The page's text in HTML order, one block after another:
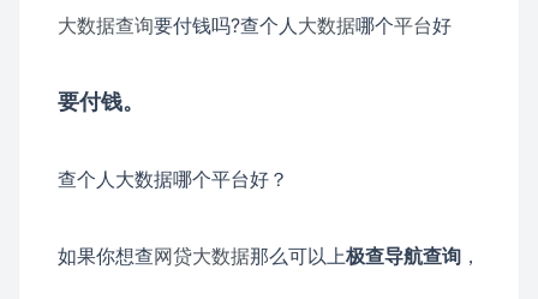
大数据查询要付钱吗?查个人大数据哪个平台好
要付钱。
查个人大数据哪个平台好？
如果你想查网贷大数据那么可以上极查导航查询 ，